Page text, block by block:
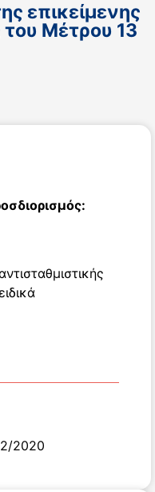
επικείμενης
Μέτρου 13
2020